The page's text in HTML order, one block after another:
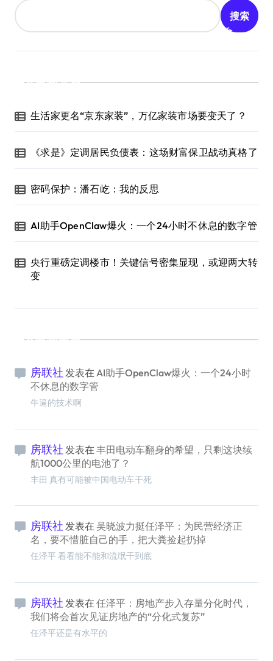
搜索
最新文章
生活家更名“京东家装”，万亿家装市场要变天了？
《求是》定调居民负债表：这场财富保卫战动真格了
密码保护：潘石屹：我的反思
AI助手OpenClaw爆火：一个24小时不休息的数字管
央行重磅定调楼市！关键信号密集显现，或迎两大转
变
最新留言
房联社 发表在 AI助手OpenClaw爆火：一个24小时
不休息的数字管
牛逼的技术啊
房联社 发表在 丰田电动车翻身的希望，只剩这块续
航1000公里的电池了？
丰田 真有可能被中国电动车干死
房联社 发表在 吴晓波力挺任泽平：为民营经济正
名，要不惜脏自己的手，把大粪捡起扔掉
任泽平 看看能不能和流氓干到底
房联社 发表在 任泽平：房地产步入存量分化时代，
我们将会首次见证房地产的“分化式复苏”
任泽平还是有水平的